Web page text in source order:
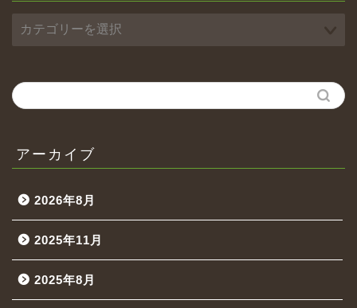
アーカイブ
2026年8月
2025年11月
2025年8月